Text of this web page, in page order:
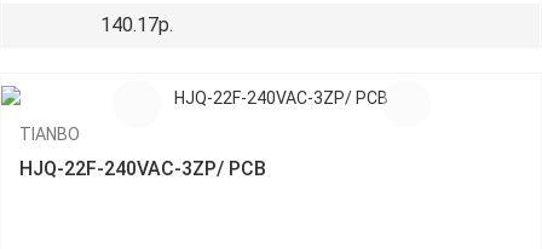
140.17р.
TIANBO
HJQ-22F-240VAC-3ZP/ PCB